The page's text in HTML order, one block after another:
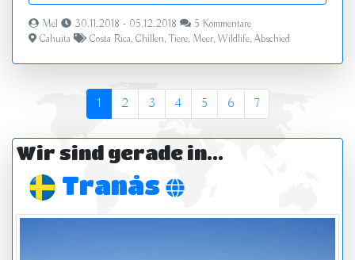
Mel 30.11.2018 - 05.12.2018
5 Kommentare
Cahuita
Costa Rica, Chillen, Tiere, Meer, Wildlife, Abschied
1 2 3 4 5 6 7
Wir sind gerade in...
Tranås